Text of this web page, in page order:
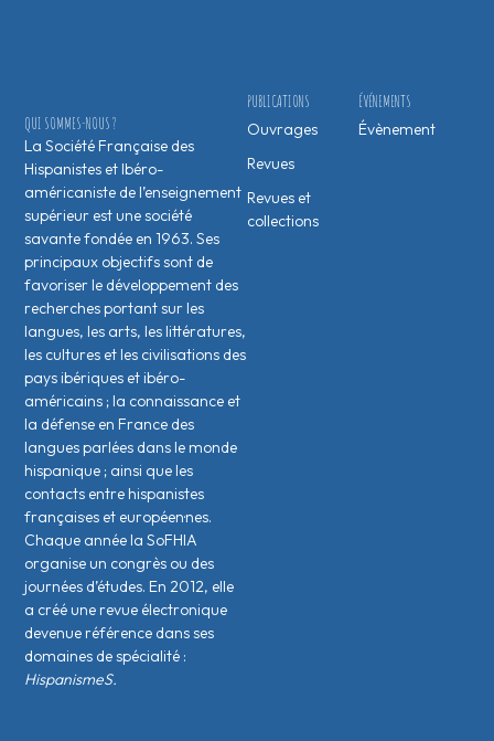
ÉVÉNEMENTS
Évènement
PUBLICATIONS
Ouvrages
Revues
Revues et
collections
QUI SOMMES-NOUS ?
La Société Française des
Hispanistes et Ibéro-
américaniste de l’enseignement
supérieur est une société
savante fondée en 1963. Ses
principaux objectifs sont de
favoriser le développement des
recherches portant sur les
langues, les arts, les littératures,
les cultures et les civilisations des
pays ibériques et ibéro-
américains ; la connaissance et
la défense en France des
langues parlées dans le monde
hispanique ; ainsi que les
contacts entre hispanistes
français·es et européen·nes.
Chaque année la SoFHIA
organise un congrès ou des
journées d’études. En 2012, elle
a créé une revue électronique
devenue référence dans ses
domaines de spécialité :
HispanismeS.